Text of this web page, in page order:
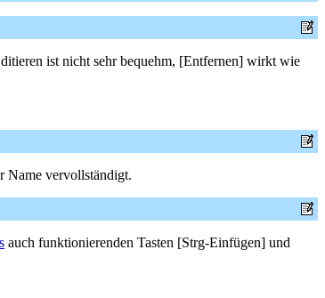
ist nicht sehr bequehm, [Entfernen] wirkt wie
Name vervollständigt.
auch funktionierenden Tasten [Strg-Einfügen] und